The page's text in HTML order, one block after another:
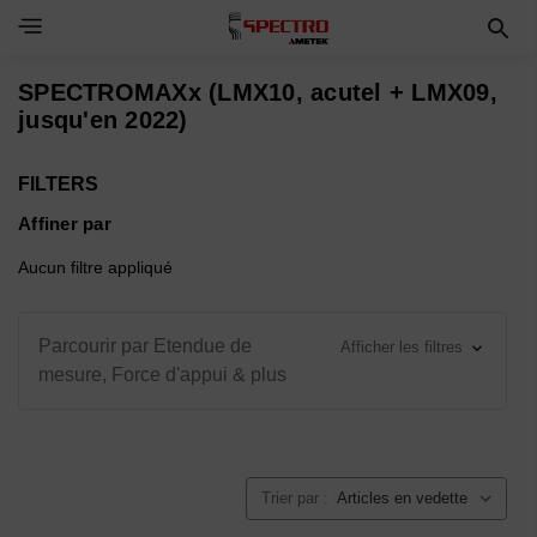
Toggle Navigation Menu
SPECTROMAXx (LMX10, acutel + LMX09,
jusqu'en 2022)
FILTERS
Affiner par
Aucun filtre appliqué
Parcourir par Etendue de
mesure, Force d'appui & plus
Afficher les filtres
Trier par :